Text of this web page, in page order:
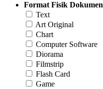
Format Fisik Dokumen
Text
Art Original
Chart
Computer Software
Diorama
Filmstrip
Flash Card
Game